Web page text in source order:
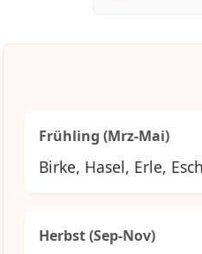
Frühling (Mrz-Mai)
Birke, Hasel, Erle,
Herbst (Sep-Nov)